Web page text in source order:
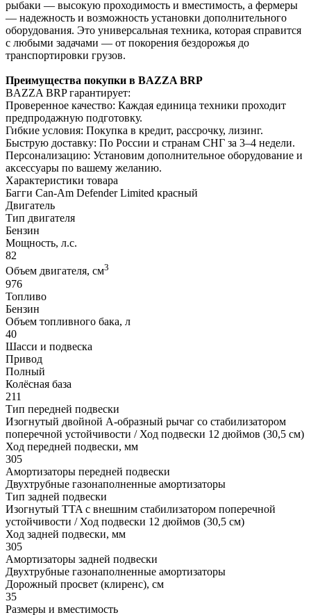
рыбаки — высокую проходимость и вместимость, а фермеры
— надежность и возможность установки дополнительного
оборудования. Это универсальная техника, которая справится
с любыми задачами — от покорения бездорожья до
транспортировки грузов.
Преимущества покупки в BAZZA BRP
BAZZA BRP гарантирует:
Проверенное качество: Каждая единица техники проходит
предпродажную подготовку.
Гибкие условия: Покупка в кредит, рассрочку, лизинг.
Быструю доставку: По России и странам СНГ за 3–4 недели.
Персонализацию: Установим дополнительное оборудование и
аксессуары по вашему желанию.
Характеристики товара
Багги Can-Am Defender Limited красный
Двигатель
Тип двигателя
Бензин
Мощность, л.с.
82
Объем двигателя, см3
976
Топливо
Бензин
Объем топливного бака, л
40
Шасси и подвеска
Привод
Полный
Колёсная база
211
Тип передней подвески
Изогнутый двойной А-образный рычаг со стабилизатором
поперечной устойчивости / Ход подвески 12 дюймов (30,5 см)
Ход передней подвески, мм
305
Амортизаторы передней подвески
Двухтрубные газонаполненные амортизаторы
Тип задней подвески
Изогнутый TTA с внешним стабилизатором поперечной
устойчивости / Ход подвески 12 дюймов (30,5 см)
Ход задней подвески, мм
305
Амортизаторы задней подвески
Двухтрубные газонаполненные амортизаторы
Дорожный просвет (клиренс), см
35
Размеры и вместимость